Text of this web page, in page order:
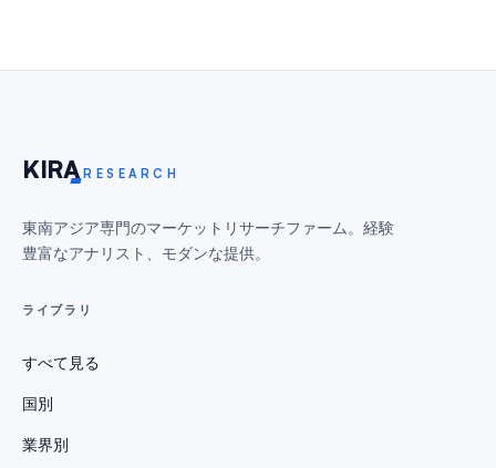
KIRA RESEARCH
東南アジア専門のマーケットリサーチファーム。経験
豊富なアナリスト、モダンな提供。
ライブラリ
すべて見る
国別
業界別